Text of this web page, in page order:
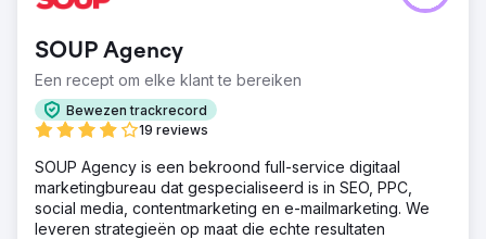
SOUP Agency
Een recept om elke klant te bereiken
Bewezen trackrecord
19 reviews
SOUP Agency is een bekroond full-service digitaal
marketingbureau dat gespecialiseerd is in SEO, PPC,
social media, contentmarketing en e-mailmarketing. We
leveren strategieën op maat die echte resultaten